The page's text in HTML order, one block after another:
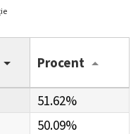
Procent
51.62%
50.09%